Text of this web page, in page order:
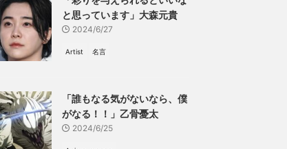
と思っています」大森元貴
2024/6/27
Artist 名言
「誰もなる気がないなら、僕
がなる！！」乙骨憂太
2024/6/25